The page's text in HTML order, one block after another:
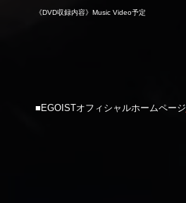
《DVD収録内容》Music Video予定
■EGOISTオフィシャルホームページ